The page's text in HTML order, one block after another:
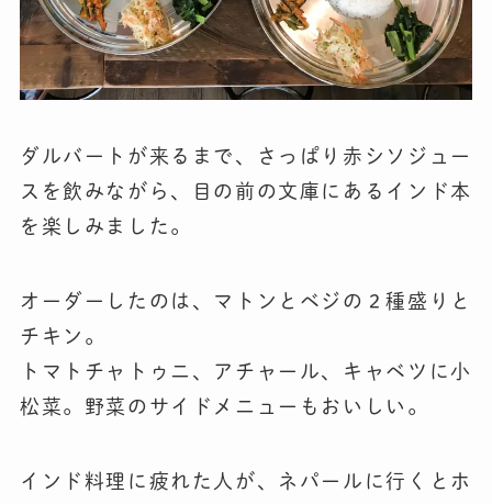
ダルバートが来るまで、さっぱり赤シソジュー
スを飲みながら、目の前の文庫にあるインド本
を楽しみました。
オーダーしたのは、マトンとベジの２種盛りと
チキン。
トマトチャトゥニ、アチャール、キャベツに小
松菜。野菜のサイドメニューもおいしい。
インド料理に疲れた人が、ネパールに行くとホ